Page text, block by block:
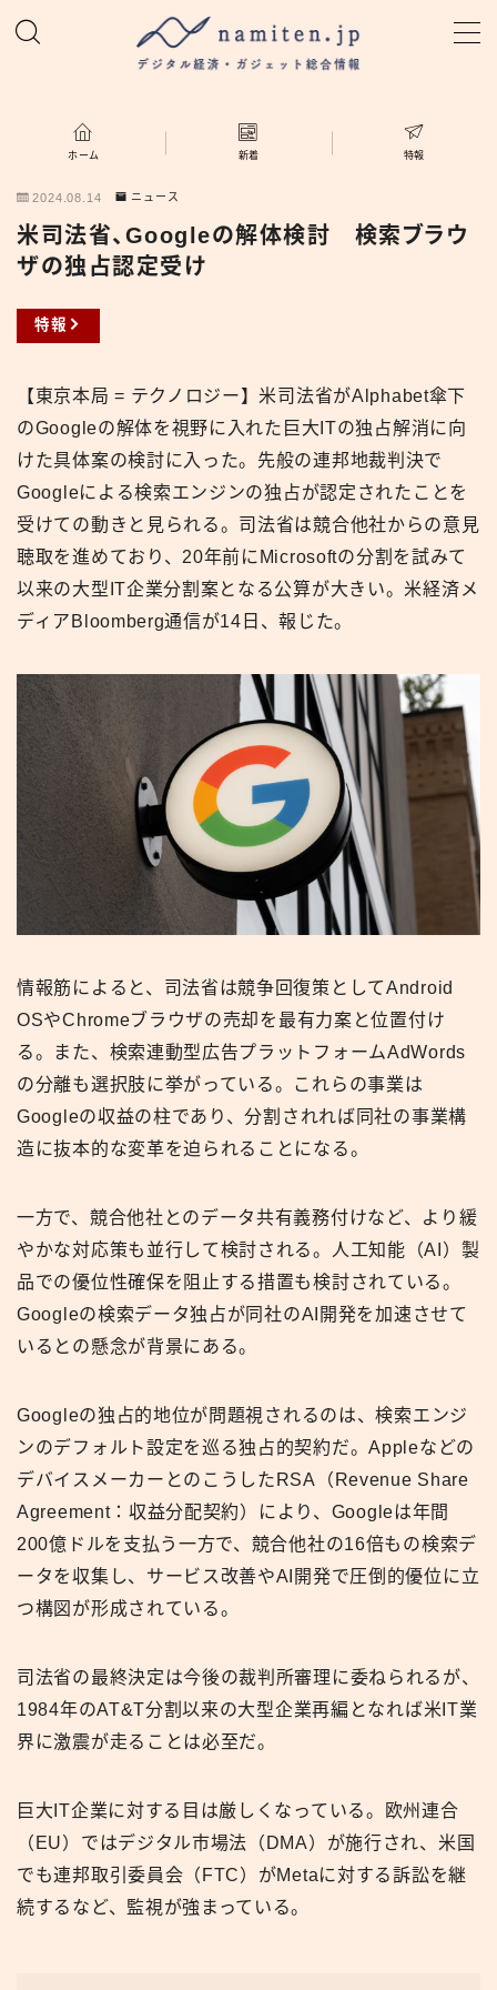
ホーム
新着
namiten.jp
ホーム 新着 特報
2024.08.14 ニュース
米司法省、Googleの解体検討 検索ブラウ
ザの独占認定受け
特報
【東京本局 = テクノロジー】米司法省がAlphabet傘下
のGoogleの解体を視野に入れた巨大ITの独占解消に向
けた具体案の検討に入った。先般の連邦地裁判決で
Googleによる検索エンジンの独占が認定されたことを
受けての動きと見られる。司法省は競合他社からの意見
聴取を進めており、20年前にMicrosoftの分割を試みて
以来の大型IT企業分割案となる公算が大きい。米経済メ
ディアBloomberg通信が14日、報じた。
情報筋によると、司法省は競争回復策としてAndroid
OSやChromeブラウザの売却を最有力案と位置付け
る。また、検索連動型広告プラットフォームAdWords
の分離も選択肢に挙がっている。これらの事業は
Googleの収益の柱であり、分割されれば同社の事業構
造に抜本的な変革を迫られることになる。
一方で、競合他社とのデータ共有義務付けなど、より緩
やかな対応策も並行して検討される。人工知能（AI）製
品での優位性確保を阻止する措置も検討されている。
Googleの検索データ独占が同社のAI開発を加速させて
いるとの懸念が背景にある。
Googleの独占的地位が問題視されるのは、検索エンジ
ンのデフォルト設定を巡る独占的契約だ。Appleなどの
デバイスメーカーとのこうしたRSA（Revenue Share
Agreement：収益分配契約）により、Googleは年間
200億ドルを支払う一方で、競合他社の16倍もの検索デ
ータを収集し、サービス改善やAI開発で圧倒的優位に立
つ構図が形成されている。
司法省の最終決定は今後の裁判所審理に委ねられるが、
1984年のAT&T分割以来の大型企業再編となれば米IT業
界に激震が走ることは必至だ。
巨大IT企業に対する目は厳しくなっている。欧州連合
（EU）ではデジタル市場法（DMA）が施行され、米国
でも連邦取引委員会（FTC）がMetaに対する訴訟を継
続するなど、監視が強まっている。